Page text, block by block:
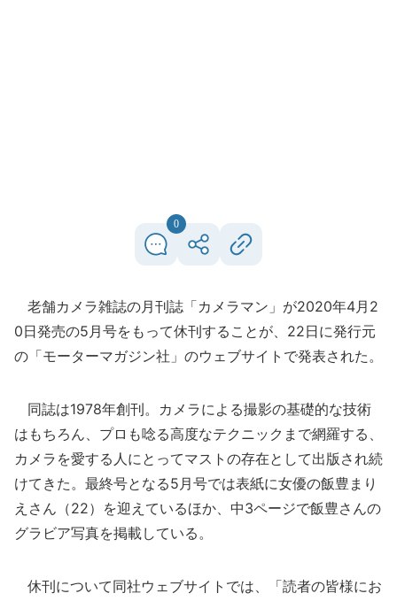
0
老舗カメラ雑誌の月刊誌「カメラマン」が2020年4月2
0日発売の5月号をもって休刊することが、22日に発行元
の「モーターマガジン社」のウェブサイトで発表された。
同誌は1978年創刊。カメラによる撮影の基礎的な技術
はもちろん、プロも唸る高度なテクニックまで網羅する、
カメラを愛する人にとってマストの存在として出版され続
けてきた。最終号となる5月号では表紙に女優の飯豊まり
えさん（22）を迎えているほか、中3ページで飯豊さんの
グラビア写真を掲載している。
休刊について同社ウェブサイトでは、「読者の皆様にお